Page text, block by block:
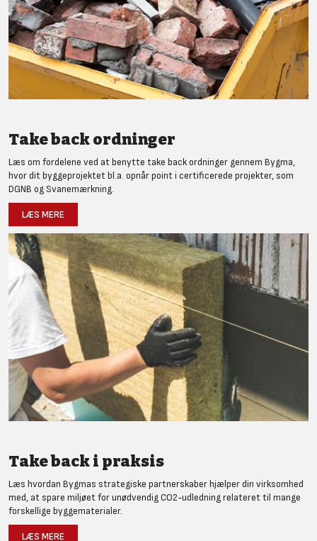
Take back ordninger
Læs om fordelene ved at benytte take back ordninger gennem Bygma,
hvor dit byggeprojektet bl.a. opnår point i certificerede projekter, som
DGNB og Svanemærkning.
LÆS MERE
Take back i praksis
Læs hvordan Bygmas strategiske partnerskaber hjælper din virksomhed
med, at spare miljøet for unødvendig CO2-udledning relateret til mange
forskellige byggematerialer.
LÆS MERE